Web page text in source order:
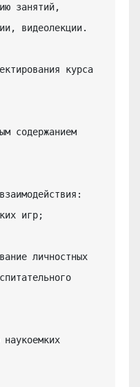
занятий,
видеолекции.
курса
содержанием
игр;
личностных